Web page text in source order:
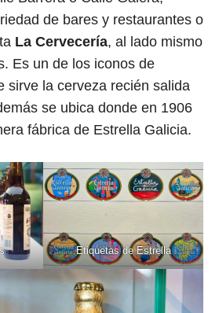
de bares y restaurantes o
La Cervecería, al lado mismo
Es un de los iconos de
sirve la cerveza recién salida
se ubica donde en 1906
fábrica de Estrella Galicia.
Etiquetas de Estrella